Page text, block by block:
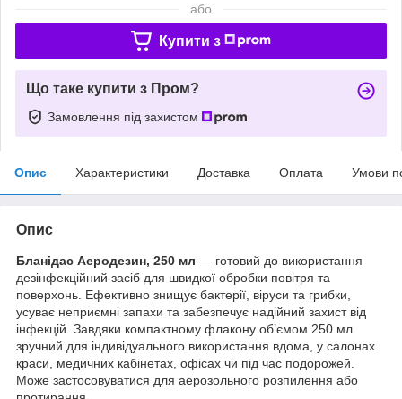
або
Купити з
Що таке купити з Пром?
Замовлення під захистом
Опис Характеристики Доставка Оплата Умови
Опис
Бланідас Аеродезин, 250 мл — готовий до використання
дезінфекційний засіб для швидкої обробки повітря та
поверхонь. Ефективно знищує бактерії, віруси та грибки,
усуває неприємні запахи та забезпечує надійний захист від
інфекцій. Завдяки компактному флакону об’ємом 250 мл
зручний для індивідуального використання вдома, у салонах
краси, медичних кабінетах, офісах чи під час подорожей.
Може застосовуватися для аерозольного розпилення або